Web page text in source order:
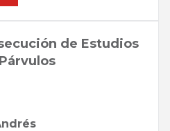
de Estudios